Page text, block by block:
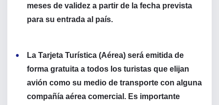
meses de validez a partir de la fecha prevista
para su entrada al país.
La Tarjeta Turística (Aérea) será emitida de
forma gratuita a todos los turistas que elijan
avión como su medio de transporte con alguna
compañía aérea comercial. Es importante